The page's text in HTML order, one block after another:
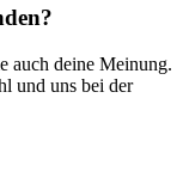
auch deine Meinung.
und uns bei der